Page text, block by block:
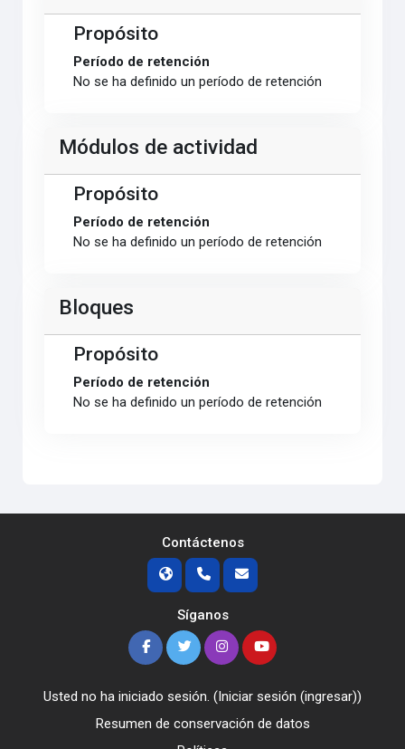
Propósito
Período de retención
No se ha definido un período de retención
Módulos de actividad
Propósito
Período de retención
No se ha definido un período de retención
Bloques
Propósito
Período de retención
No se ha definido un período de retención
Contáctenos
Síganos
Usted no ha iniciado sesión. (Iniciar sesión (ingresar))
Resumen de conservación de datos